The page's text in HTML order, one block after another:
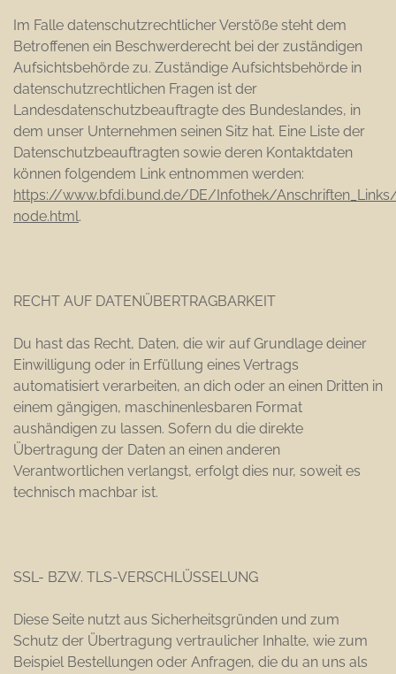
Im Falle datenschutzrechtlicher Verstöße steht dem
Betroffenen ein Beschwerderecht bei der zuständigen
Aufsichtsbehörde zu. Zuständige Aufsichtsbehörde in
datenschutzrechtlichen Fragen ist der
Landesdatenschutzbeauftragte des Bundeslandes, in
dem unser Unternehmen seinen Sitz hat. Eine Liste der
Datenschutzbeauftragten sowie deren Kontaktdaten
können folgendem Link entnommen werden:
https://www.bfdi.bund.de/DE/Infothek/
node.html.
RECHT AUF DATENÜBERTRAGBARKEIT
Du hast das Recht, Daten, die wir auf Grundlage deiner
Einwilligung oder in Erfüllung eines Vertrags
automatisiert verarbeiten, an dich oder an einen Dritten in
einem gängigen, maschinenlesbaren Format
aushändigen zu lassen. Sofern du die direkte
Übertragung der Daten an einen anderen
Verantwortlichen verlangst, erfolgt dies nur, soweit es
technisch machbar ist.
SSL- BZW. TLS-VERSCHLÜSSELUNG
Diese Seite nutzt aus Sicherheitsgründen und zum
Schutz der Übertragung vertraulicher Inhalte, wie zum
Beispiel Bestellungen oder Anfragen, die du an uns als